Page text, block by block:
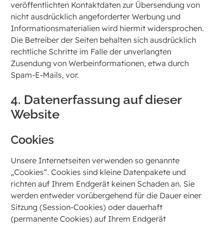
veröffentlichten Kontaktdaten zur Übersendung von
nicht ausdrücklich angeforderter Werbung und
Informationsmaterialien wird hiermit widersprochen.
Die Betreiber der Seiten behalten sich ausdrücklich
rechtliche Schritte im Falle der unverlangten
Zusendung von Werbeinformationen, etwa durch
Spam-E-Mails, vor.
4. Datenerfassung auf dieser
Website
Cookies
Unsere Internetseiten verwenden so genannte
„Cookies“. Cookies sind kleine Datenpakete und
richten auf Ihrem Endgerät keinen Schaden an. Sie
werden entweder vorübergehend für die Dauer einer
Sitzung (Session-Cookies) oder dauerhaft
(permanente Cookies) auf Ihrem Endgerät